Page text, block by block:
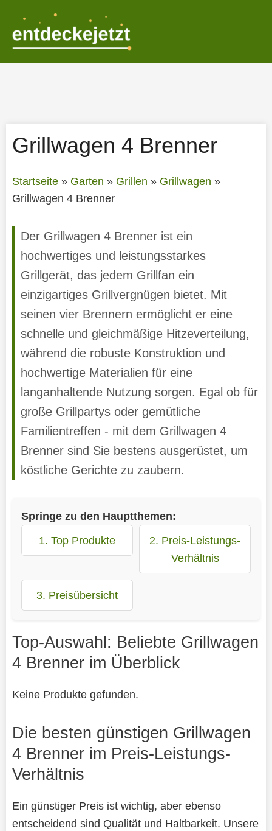
springen
Grillwagen 4 Brenner
Startseite» Garten » Grillen » Grillwagen »
Grillwagen 4 Brenner
Der Grillwagen 4 Brenner ist ein
hochwertiges und leistungsstarkes
Grillgerät, das jedem Grillfan ein
einzigartiges Grillvergnügen bietet. Mit
seinen vier Brennern ermöglicht er eine
schnelle und gleichmäßige Hitzeverteilung,
während die robuste Konstruktion und
hochwertige Materialien für eine
langanhaltende Nutzung sorgen. Egal ob für
große Grillpartys oder gemütliche
Familientreffen - mit dem Grillwagen 4
Brenner sind Sie bestens ausgerüstet, um
köstliche Gerichte zu zaubern.
Springe zu den Hauptthemen:
1. Top Produkte
2. Preis-Leistungs-
Verhältnis
3. Preisübersicht
Top-Auswahl: Beliebte Grillwagen
4 Brenner im Überblick
Keine Produkte gefunden.
Die besten günstigen Grillwagen
4 Brenner im Preis-Leistungs-
Verhältnis
Ein günstiger Preis ist wichtig, aber ebenso
entscheidend sind Qualität und Haltbarkeit. Unsere